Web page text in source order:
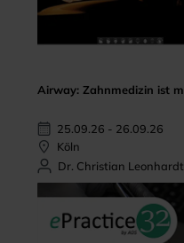
Airway: Zahnmedizin ist
25.09.26 - 26.09.26
Köln
Dr. Christian Leonhardt